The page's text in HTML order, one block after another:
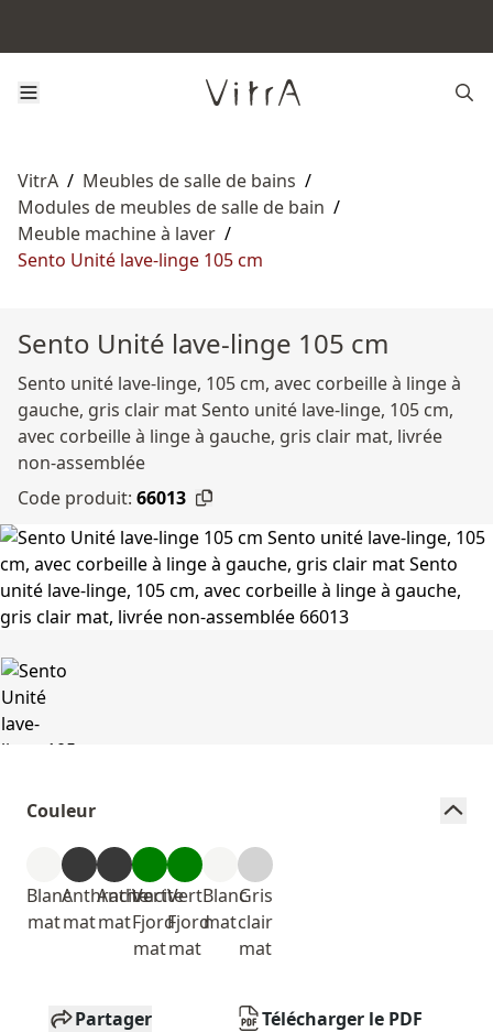
VitrA / Meubles de salle de bains /
Modules de meubles de salle de bain /
Meuble machine à laver /
Sento Unité lave-linge 105 cm
Sento Unité lave-linge 105 cm
Sento unité lave-linge, 105 cm, avec corbeille à linge à
gauche, gris clair mat Sento unité lave-linge, 105 cm,
avec corbeille à linge à gauche, gris clair mat, livrée
non-assemblée
Code produit: 66013
Couleur
Blanc
mat
Anthracite
mat
Anthracite
mat
Vert
Fjord
mat
Vert
Fjord
mat
Blanc
mat
Gris
clair
mat
Partager Télécharger le PDF